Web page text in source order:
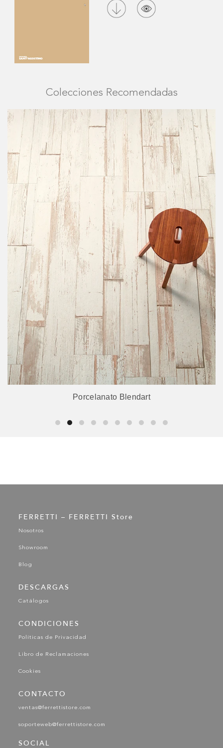
Colecciones Recomendadas
Porcelanato Blendart
FERRETTI – FERRETTI Store
Nosotros
Showroom
Blog
DESCARGAS
Catálogos
CONDICIONES
Políticas de Privacidad
Libro de Reclamaciones
Cookies
CONTACTO
ventas@ferrettistore.com
soporteweb@ferrettistore.com
SOCIAL